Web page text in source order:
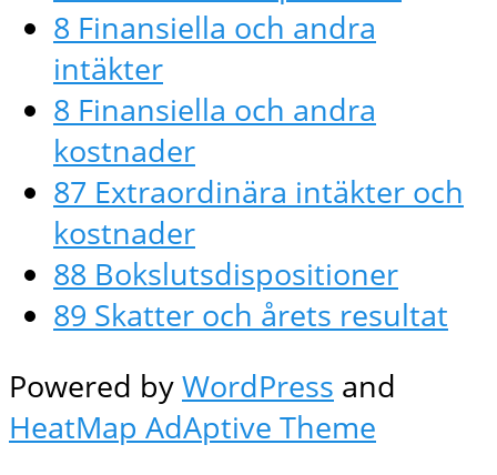
8 Finansiella och andra
intäkter
8 Finansiella och andra
kostnader
87 Extraordinära intäkter och
kostnader
88 Bokslutsdispositioner
89 Skatter och årets resultat
Powered byWordPress and
HeatMap AdAptive Theme